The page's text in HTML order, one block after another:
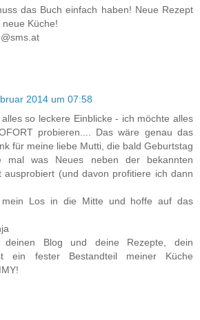
das Buch einfach haben! Neue Rezept
Küche!
2014 um 07:58
so leckere Einblicke - ich möchte alles
probieren.... Das wäre genau das
für meine liebe Mutti, die bald Geburtstag
mal was Neues neben der bekannten
ausprobiert (und davon profitiere ich dann
Los in die Mitte und hoffe auf das
Blog und deine Rezepte, dein
ein fester Bestandteil meiner Küche